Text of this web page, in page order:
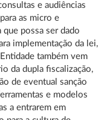
e audiências
as micro e
que possa ser dado
implementação da lei,
também vem
da dupla fiscalização,
de eventual sanção
e modelos
a entrarem em